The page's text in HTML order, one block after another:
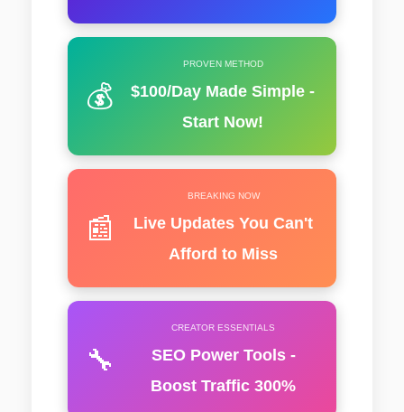
💰
PROVEN METHOD
$100/Day Made Simple -
Start Now!
📰
BREAKING NOW
Live Updates You Can't
Afford to Miss
🔧
CREATOR ESSENTIALS
SEO Power Tools -
Boost Traffic 300%